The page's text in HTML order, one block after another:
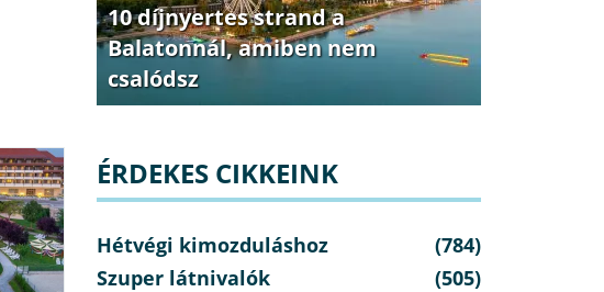
10 díjnyertes strand a
Balatonnál, amiben nem
csalódsz
ÉRDEKES CIKKEINK
Hétvégi kimozduláshoz
(784)
Szuper látnivalók
(505)